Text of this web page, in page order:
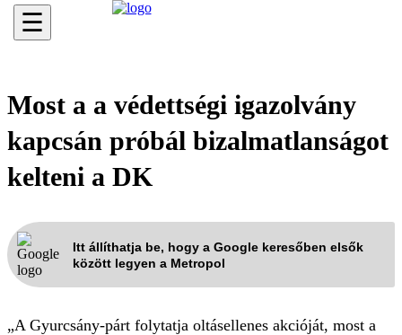
☰
Most a a védettségi igazolvány
kapcsán próbál bizalmatlanságot
kelteni a DK
Itt állíthatja be, hogy a Google keresőben elsők
között legyen a Metropol
„A Gyurcsány-párt folytatja oltásellenes akcióját, most a